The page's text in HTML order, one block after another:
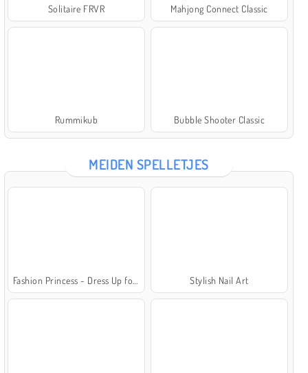
Solitaire FRVR Mahjong Connect Classic
Rummikub Bubble Shooter Classic
MEIDEN SPELLETJES
Stylish Nail Art